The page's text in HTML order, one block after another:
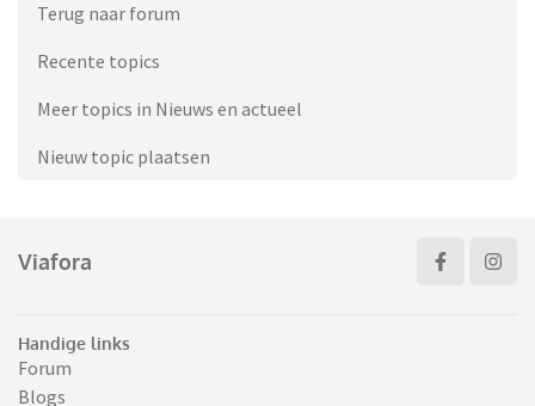
Terug naar forum
Recente topics
Meer topics in Nieuws en actueel
Nieuw topic plaatsen
Viafora
Handige links
Forum
Blogs